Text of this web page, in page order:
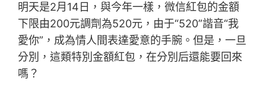
明天是2月14日，與今年一樣，微信紅包的金額
下限由200元調劑為520元，由于“520”諧音“我
愛你”，成為情人間表達愛意的手腕。但是，一旦
分別，這類特別金額紅包，在分別后還能要回來
嗎？